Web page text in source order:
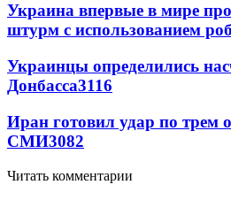
Украина впервые в мире
штурм с использованием
Украинцы определились
Донбасса3116
Иран готовил удар по трем
СМИ3082
Читать комментарии